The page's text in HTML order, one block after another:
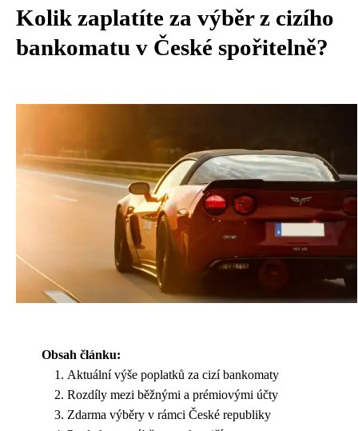
Kolik zaplatíte za výběr z cizího
bankomatu v České spořitelně?
Obsah článku:
Aktuální výše poplatků za cizí bankomaty
Rozdíly mezi běžnými a prémiovými účty
Zdarma výběry v rámci České republiky